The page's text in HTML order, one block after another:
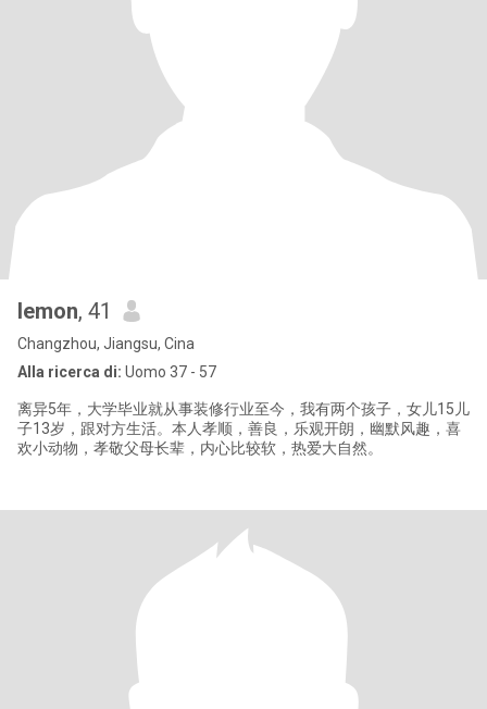
lemon, 41
Changzhou, Jiangsu, Cina
Alla ricerca di: Uomo 37 - 57
离异5年，大学毕业就从事装修行业至今，我有两个孩子，女儿15儿
子13岁，跟对方生活。本人孝顺，善良，乐观开朗，幽默风趣，喜
欢小动物，孝敬父母长辈，内心比较软，热爱大自然。